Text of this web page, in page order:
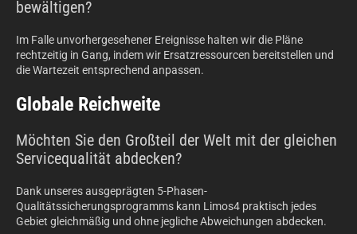
bewältigen?
Im Falle unvorhergesehener Ereignisse halten wir die Pläne
rechtzeitig in Gang, indem wir Ersatzressourcen bereitstellen und
die Wartezeit entsprechend anpassen.
Globale Reichweite
Möchten Sie den Großteil der Welt mit der gleichen
Servicequalität abdecken?
Dank unseres ausgeprägten 5-Phasen-
Qualitätssicherungsprogramms kann Limos4 praktisch jedes
Gebiet gleichmäßig und ohne jegliche Abweichungen abdecken.